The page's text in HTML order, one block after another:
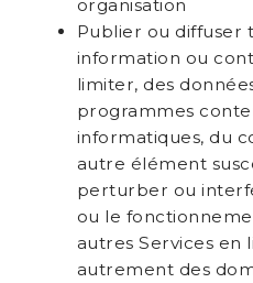
organisation
Publier ou diffuser
information ou
limiter, des
programmes
informatiques, du
autre élément
perturber ou
ou le
autres Services en
autrement des